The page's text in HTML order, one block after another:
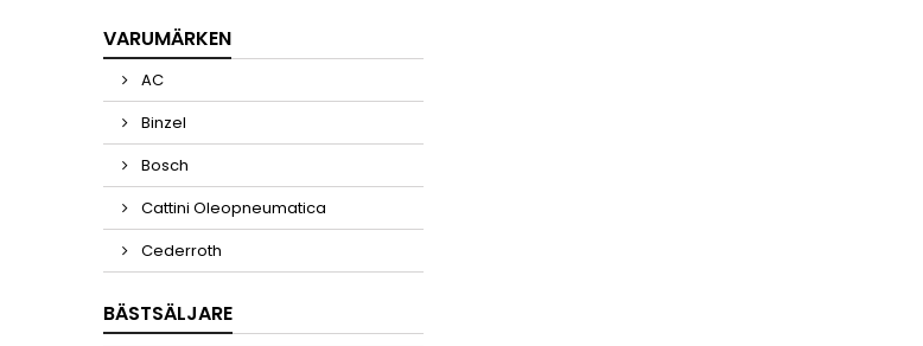
VARUMÄRKEN
AC
Binzel
Bosch
Cattini Oleopneumatica
Cederroth
BÄSTSÄLJARE